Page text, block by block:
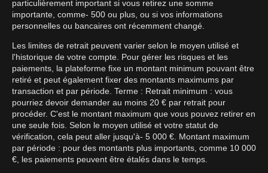
particulièrement important si vous retirez une somme
importante, comme- 500 ou plus, ou si vos informations
personnelles ou bancaires ont récemment changé.
Les limites de retrait peuvent varier selon le moyen utilisé et
l'historique de votre compte. Pour gérer les risques et les
paiements, la plateforme fixe un montant minimum pouvant être
retiré et peut également fixer des montants maximums par
transaction et par période. Terme : Retrait minimum : vous
pourriez devoir demander au moins 20 € par retrait pour
procéder. C'est le montant maximum que vous pouvez retirer en
une seule fois. Selon le moyen utilisé et votre statut de
vérification, cela peut aller jusqu'à- 5 000 €. Montant maximum
par période : pour des montants plus importants, comme 10 000
€, les paiements peuvent être étalés dans le temps.